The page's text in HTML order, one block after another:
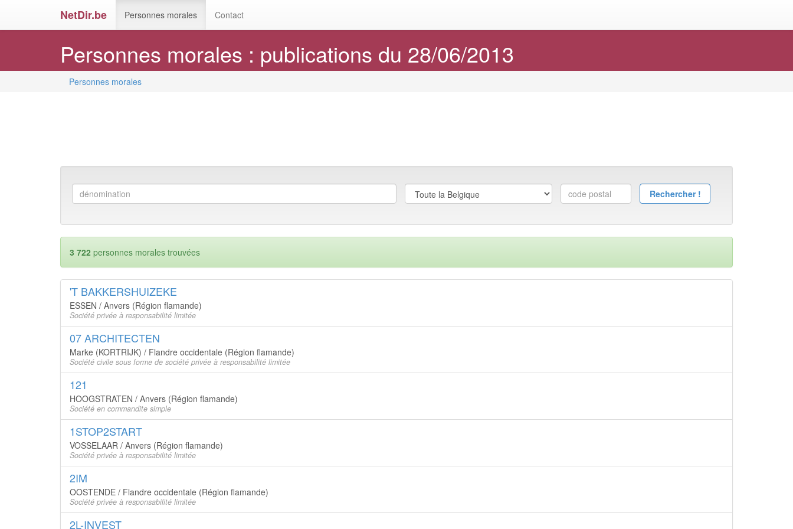
NetDir.be Personnes morales Contact
Personnes morales : publications du 28/06/2013
Personnes morales
3 722 personnes morales trouvées
'T BAKKERSHUIZEKE
ESSEN / Anvers (Région flamande)
Société privée à responsabilité limitée
07 ARCHITECTEN
Marke (KORTRIJK) / Flandre occidentale (Région flamande)
Société civile sous forme de société privée à responsabilité limitée
121
HOOGSTRATEN / Anvers (Région flamande)
Société en commandite simple
1STOP2START
VOSSELAAR / Anvers (Région flamande)
Société privée à responsabilité limitée
2IM
OOSTENDE / Flandre occidentale (Région flamande)
Société privée à responsabilité limitée
2L-INVEST